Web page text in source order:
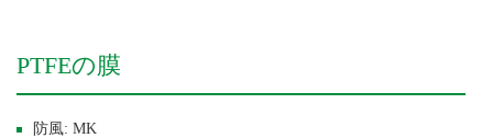
PTFEの膜
防風: MK